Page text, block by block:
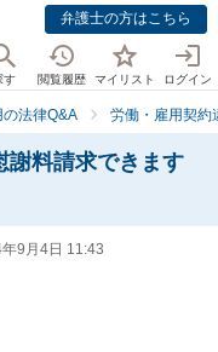
弁護士の方はこちら
す 閲覧履歴 マイリスト ログイン
法律Q&A 労働・雇用契約
謝料請求できます
9月4日 11:43